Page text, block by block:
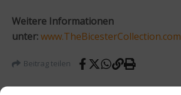
Weitere Informationen
unter:www.TheBicesterCollection.com
Beitrag teilen